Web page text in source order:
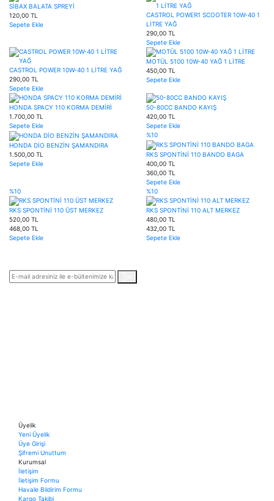
SİBAX BALATA SPREYİ
120,00 TL
Sepete Ekle
CASTROL POWER1 SCOOTER 10W-40 1
LİTRE YAĞ
290,00 TL
Sepete Ekle
CASTROL POWER 10W-40 1 LİTRE YAĞ
290,00 TL
Sepete Ekle
MOTÜL 5100 10W-40 YAĞ 1 LİTRE
450,00 TL
Sepete Ekle
HONDA SPACY 110 KORMA DEMİRİ
1.700,00 TL
Sepete Ekle
50-80CC BANDO KAYIŞ
420,00 TL
Sepete Ekle
HONDA DİO BENZİN ŞAMANDIRA
1.500,00 TL
Sepete Ekle
%10
RKS SPONTİNİ 110 BANDO BAGA
400,00 TL
360,00 TL
Sepete Ekle
%10
RKS SPONTİNİ 110 ÜST MERKEZ
520,00 TL
468,00 TL
Sepete Ekle
%10
RKS SPONTİNİ 110 ALT MERKEZ
480,00 TL
432,00 TL
Sepete Ekle
Üyelik
Yeni Üyelik
Üye Girişi
Şifremi Unuttum
Kurumsal
İletişim
İletişim Formu
Havale Bildirim Formu
Kargo Takibi